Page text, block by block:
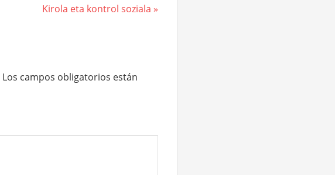
Next
Kirola eta kontrol soziala
Los campos obligatorios están